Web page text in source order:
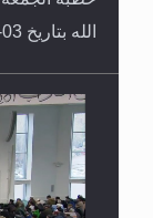
الله بتاريخ 03-07-2026